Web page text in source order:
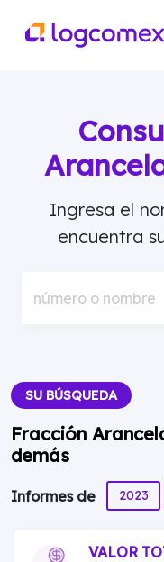
Ingresa el
encuentra
número o nombre
SU BÚSQUEDA
Fracción
demás
Informes de 2023
VALOR